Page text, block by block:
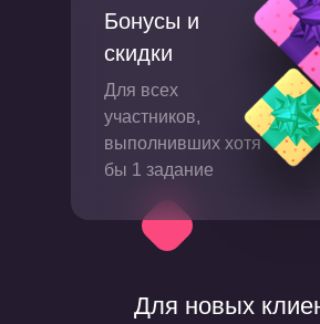
Бонусы и
скидки
Для всех
участников,
выполнивших хотя
бы 1 задание
Для новых